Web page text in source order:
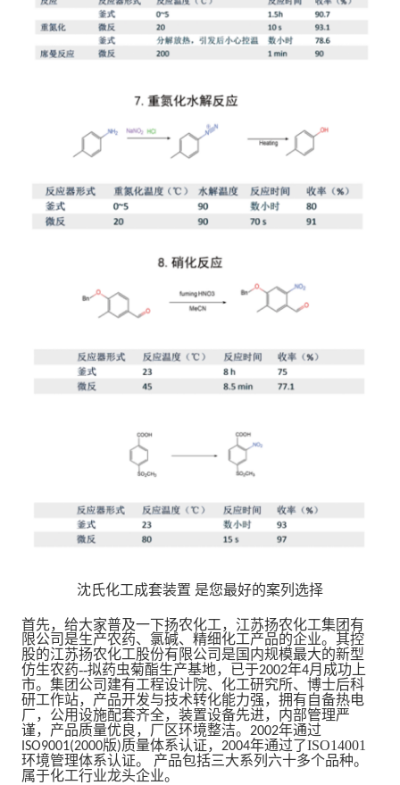
沈氏化工成套装置 是您最好的案列选择
首先，给大家普及一下扬农化工，江苏扬农化工集团有
限公司 是生产农药、氯碱、精细化工产品的企业。其控
股的江苏扬农化工股份有限公司是国内规模最大的新型
仿生农药--拟药虫菊酯生产基地，已于2002年4月成功上
市。集团公司建有工程设计院、化工研究所、博士后科
研工作站，产品开发与技术转化能力强，拥有自备热电
厂，公用设施配套齐全，装置设备先进，内部管理严
谨，产品质量优良，厂区环境整洁。2002年通过
ISO9001(2000版)质量体系认证，2004年通过了ISO14001
环境管理体系认证。
产品包括三大系列六十多个品种。
属于化工行业龙头企业。